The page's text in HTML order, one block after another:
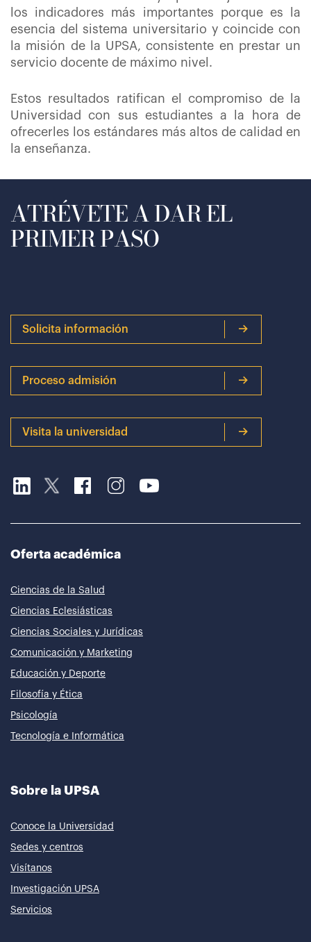
los indicadores más importantes porque es la
esencia del sistema universitario y coincide con
la misión de la UPSA, consistente en prestar un
servicio docente de máximo nivel.
Estos resultados ratifican el compromiso de la
Universidad con sus estudiantes a la hora de
ofrecerles los estándares más altos de calidad en
la enseñanza.
ATRÉVETE A DAR EL
PRIMER PASO
Solicita información
Proceso admisión
Visita la universidad
Oferta académica
Ciencias de la Salud
Ciencias Eclesiásticas
Ciencias Sociales y Jurídicas
Comunicación y Marketing
Educación y Deporte
Filosofía y Ética
Psicología
Tecnología e Informática
Sobre la UPSA
Conoce la Universidad
Sedes y centros
Visítanos
Investigación UPSA
Servicios